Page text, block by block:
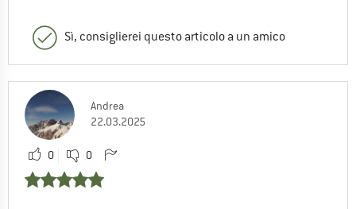
Sì, consiglierei questo articolo a un amico
Andrea
22.03.2025
0 0